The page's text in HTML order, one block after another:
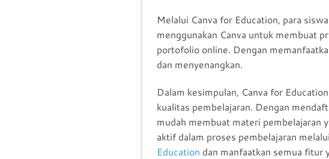
Melalui Canva for Education, para
menggunakan Canva untuk membuat
portofolio online. Dengan
dan menyenangkan.
Dalam kesimpulan, Canva for
kualitas pembelajaran. Dengan
mudah membuat materi pembelajaran
aktif dalam proses pembelajaran
Education dan manfaatkan semua fitur